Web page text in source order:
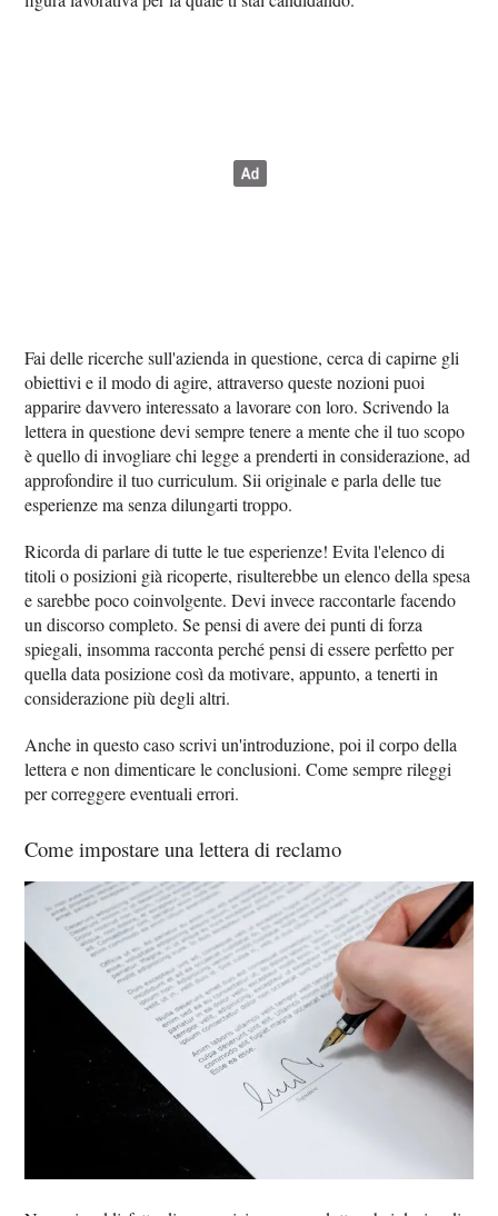
Fai delle ricerche sull'azienda in questione, cerca di capirne gli
obiettivi e il modo di agire, attraverso queste nozioni puoi
apparire davvero interessato a lavorare con loro. Scrivendo la
lettera in questione devi sempre tenere a mente che il tuo scopo
è quello di invogliare chi legge a prenderti in considerazione, ad
approfondire il tuo curriculum. Sii originale e parla delle tue
esperienze ma senza dilungarti troppo.
Ricorda di parlare di tutte le tue esperienze! Evita l'elenco di
titoli o posizioni già ricoperte, risulterebbe un elenco della spesa
e sarebbe poco coinvolgente. Devi invece raccontarle facendo
un discorso completo. Se pensi di avere dei punti di forza
spiegali, insomma racconta perché pensi di essere perfetto per
quella data posizione così da motivare, appunto, a tenerti in
considerazione più degli altri.
Anche in questo caso scrivi un'introduzione, poi il corpo della
lettera e non dimenticare le conclusioni. Come sempre rileggi
per correggere eventuali errori.
Come impostare una lettera di reclamo